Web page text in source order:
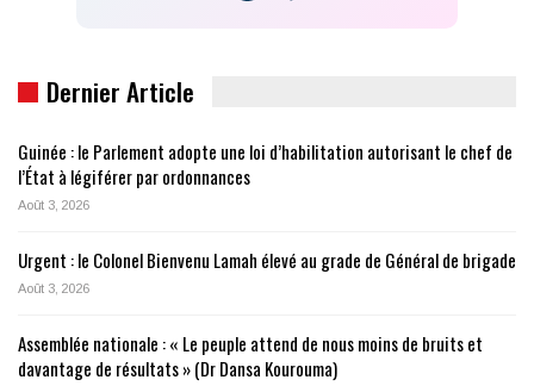
Dernier Article
Guinée : le Parlement adopte une loi d’habilitation autorisant le chef de
l’État à légiférer par ordonnances
Août 3, 2026
Urgent : le Colonel Bienvenu Lamah élevé au grade de Général de brigade
Août 3, 2026
Assemblée nationale : « Le peuple attend de nous moins de bruits et
davantage de résultats » (Dr Dansa Kourouma)